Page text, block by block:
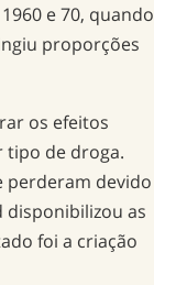
e 70, quando
proporções
os efeitos
tipo de droga.
perderam devido
disponibilizou as
foi a criação